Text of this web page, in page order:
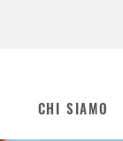
CHI SIAMO